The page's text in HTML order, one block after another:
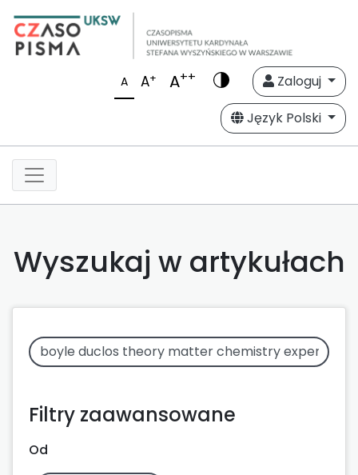
A A+ A++
Zaloguj
Język Polski
Wyszukaj w artykułach
Filtry zaawansowane
Od